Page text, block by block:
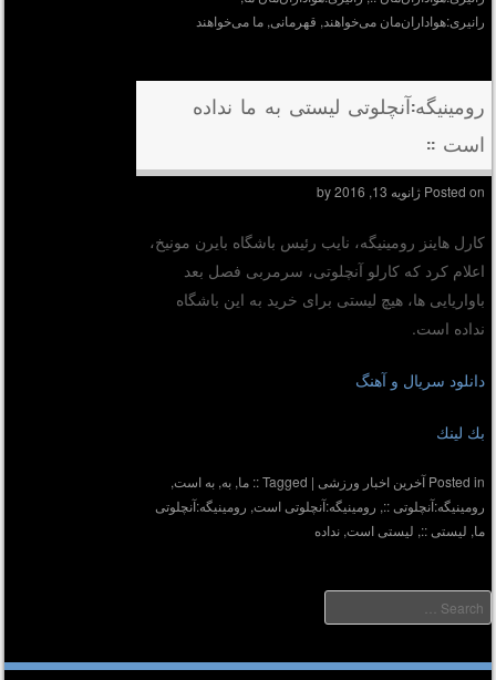
رانیری:هواداران‌مان می‌خواهند,قهرمانی,ما می‌خواهند
رومینیگه:آنچلوتی لیستی به ما نداده
است ::
Posted onژانویه 13, 2016 by
کارل هاینز رومینیگه، نایب رئیس باشگاه بایرن مونیخ،
اعلام کرد که کارلو آنچلوتی، سرمربی فصل بعد
‏باواریایی ها، هیچ لیستی برای خرید به این باشگاه
نداده است.‏
دانلود سریال و آهنگ
بك لينك
Posted inآخرین اخبار ورزشی |
Tagged:: ما,به,به است,
رومینیگه:آنچلوتی ::,رومینیگه:آنچلوتی است,رومینیگه:آنچلوتی
ما,لیستی ::,لیستی است,نداده